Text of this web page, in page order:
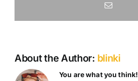
Email
About the Author: blinki
You are what you think!